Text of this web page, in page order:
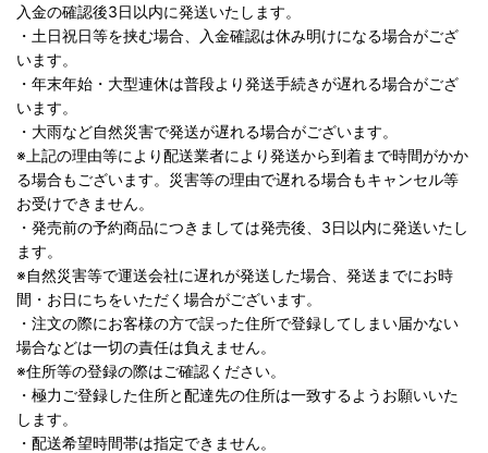
入金の確認後3日以内に発送いたします。
・土日祝日等を挟む場合、入金確認は休み明けになる場合がござ
います。
・年末年始・大型連休は普段より発送手続きが遅れる場合がござ
います。
・大雨など自然災害で発送が遅れる場合がございます。
※上記の理由等により配送業者により発送から到着まで時間がかか
る場合もございます。災害等の理由で遅れる場合もキャンセル等
お受けできません。
・発売前の予約商品につきましては発売後、3日以内に発送いたし
ます。
※自然災害等で運送会社に遅れが発送した場合、発送までにお時
間・お日にちをいただく場合がございます。
・注文の際にお客様の方で誤った住所で登録してしまい届かない
場合などは一切の責任は負えません。
※住所等の登録の際はご確認ください。
・極力ご登録した住所と配達先の住所は一致するようお願いいた
します。
・配送希望時間帯は指定できません。